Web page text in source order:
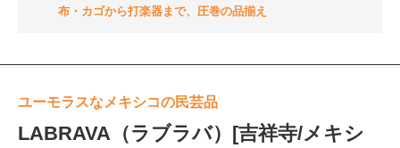
布・カゴから打楽器まで、圧巻の品揃え
ユーモラスなメキシコの民芸品
LABRAVA（ラブラバ）[吉祥寺/メキシ